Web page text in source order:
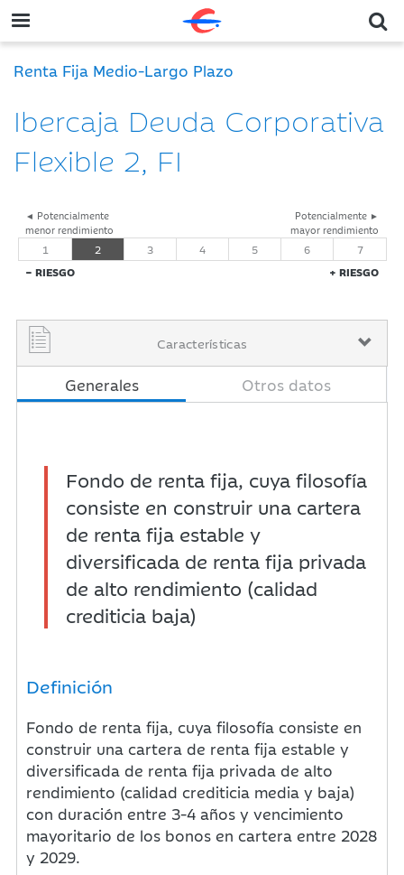
Renta Fija Medio-Largo Plazo
Ibercaja Deuda Corporativa
Flexible 2, FI
◄ Potencialmente
menor rendimiento
Potencialmente ►
mayor rendimiento
− RIESGO + RIESGO
1 2 3 4 5 6 7
Características
Generales Otros datos
Fondo de renta fija, cuya filosofía
consiste en construir una cartera
de renta fija estable y
diversificada de renta fija privada
de alto rendimiento (calidad
crediticia baja)
Definición
Fondo de renta fija, cuya filosofía consiste en
construir una cartera de renta fija estable y
diversificada de renta fija privada de alto
rendimiento (calidad crediticia media y baja)
con duración entre 3-4 años y vencimiento
mayoritario de los bonos en cartera entre 2028
y 2029.